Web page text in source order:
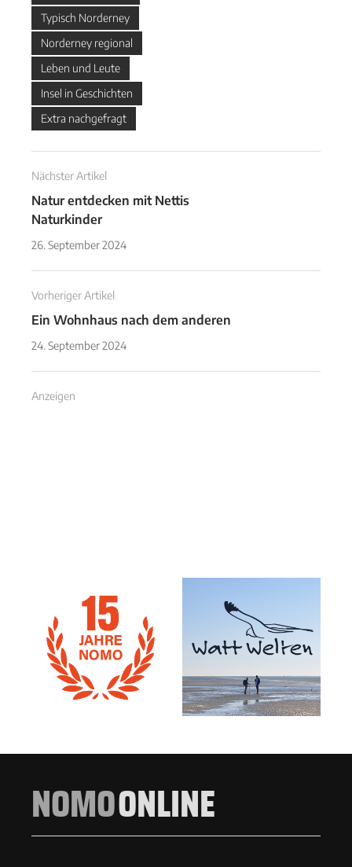
Typisch Norderney
Norderney regional
Leben und Leute
Insel in Geschichten
Extra nachgefragt
Nächster Artikel
Natur entdecken mit Nettis
Naturkinder
26. September 2024
Vorheriger Artikel
Ein Wohnhaus nach dem anderen
24. September 2024
Anzeigen
NOMOONLINE